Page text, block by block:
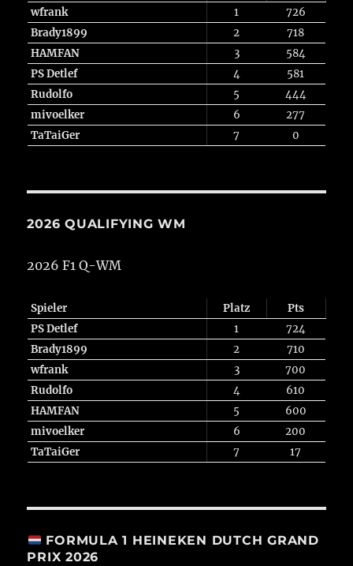
wfrank
1
726
Brady1899
2
718
HAMFAN
3
584
PS Detlef
4
581
Rudolfo
5
444
mivoelker
6
277
TaTaiGer
7 0
2026 QUALIFYING WM
2026 F1 Q-WM
Spieler Platz
Pts
PS Detlef
1
724
Brady1899
2
710
wfrank
3
700
Rudolfo
4
610
HAMFAN
5
600
mivoelker
6
200
TaTaiGer
7 17
FORMULA 1 HEINEKEN DUTCH GRAND
PRIX 2026